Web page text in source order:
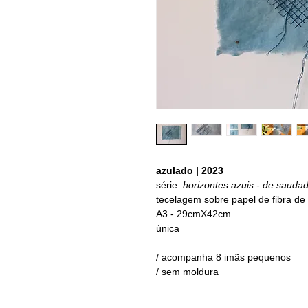
azulado | 2023
série: horizontes azuis - de
tecelagem sobre papel de fibra
A3 - 29cmX42cm
única
/ acompanha 8 imãs pequenos
/ sem moldura